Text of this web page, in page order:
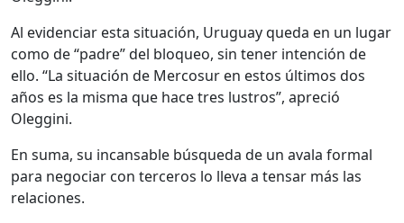
Al evidenciar esta situación, Uruguay queda en un lugar
como de “padre” del bloqueo, sin tener intención de
ello. “La situación de Mercosur en estos últimos dos
años es la misma que hace tres lustros”, apreció
Oleggini.
En suma, su incansable búsqueda de un avala formal
para negociar con terceros lo lleva a tensar más las
relaciones.